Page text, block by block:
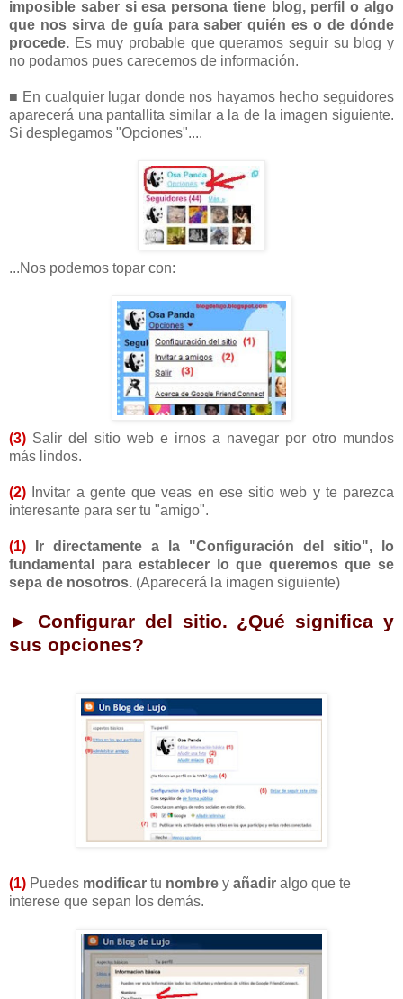
imposible saber si esa persona tiene blog, perfil o algo
que nos sirva de guía para saber quién es o de dónde
procede. Es muy probable que queramos seguir su blog y
no podamos pues carecemos de información.
■ En cualquier lugar donde nos hayamos hecho seguidores
aparecerá una pantallita similar a la de la imagen siguiente.
Si desplegamos "Opciones"....
...Nos podemos topar con:
(3) Salir del sitio web e irnos a navegar por otro mundos
más lindos.
(2) Invitar a gente que veas en ese sitio web y te parezca
interesante para ser tu "amigo".
(1) Ir directamente a la "Configuración del sitio", lo
fundamental para establecer lo que queremos que se
sepa de nosotros. (Aparecerá la imagen siguiente)
► Configurar del sitio. ¿Qué significa y
sus opciones?
(1) Puedes modificar tu nombre y añadir algo que te
interese que sepan los demás.